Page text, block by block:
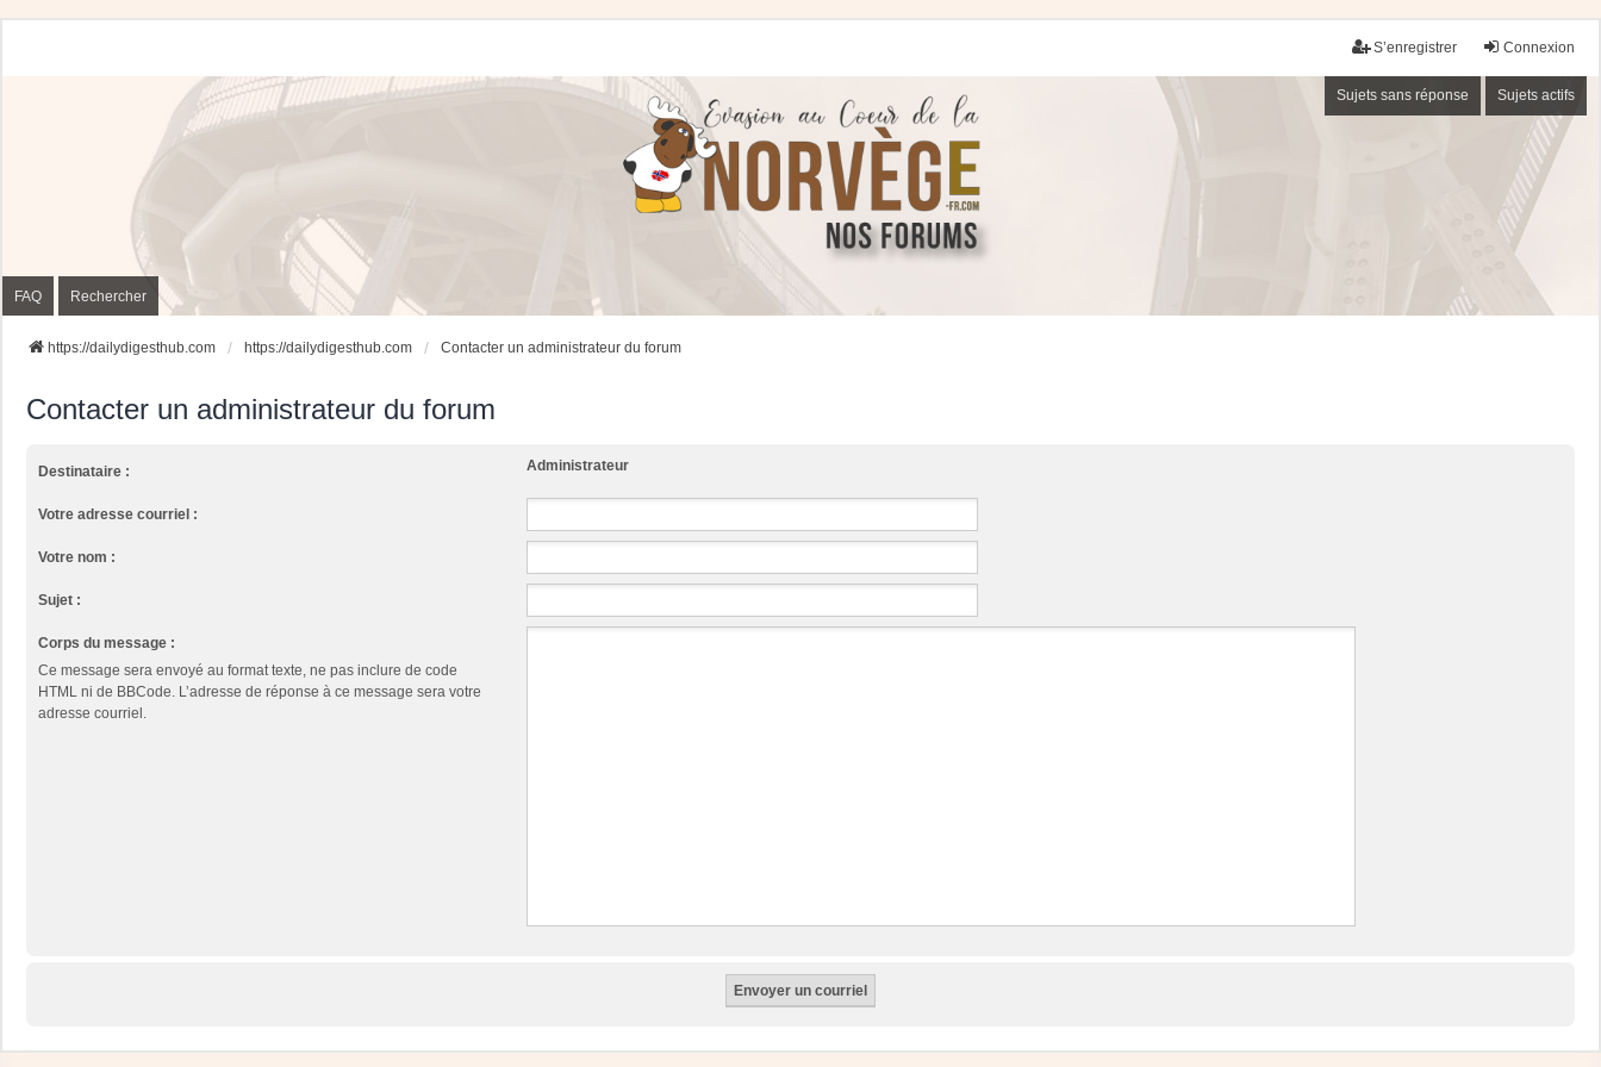
Connexion
S’enregistrer
Sujets sans réponse Sujets actifs
FAQ Rechercher
https://dailydigesthub.com https://dailydigesthub.com Contacter un administrateur du forum
Contacter un administrateur du forum
Destinataire : Administrateur
Votre adresse courriel :
Votre nom :
Sujet :
Corps du message :
Ce message sera envoyé au format texte, ne pas inclure de code
HTML ni de BBCode. L’adresse de réponse à ce message sera votre
adresse courriel.